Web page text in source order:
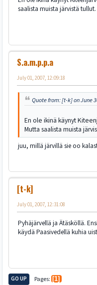
saalista muista järvistä tullut.
S.a.m.p.p.a
July 01, 2007, 12:09:18
Quote from: [t-k] on June
En ole ikinä käynyt
Mutta saalista muista
juu, millä järvillä sie oo
[t-k]
July 01, 2007, 12:31:08
Pyhäjärvellä ja Ätäsköllä.
käydä Paasivedellä kuhia
GO UP Pages 1